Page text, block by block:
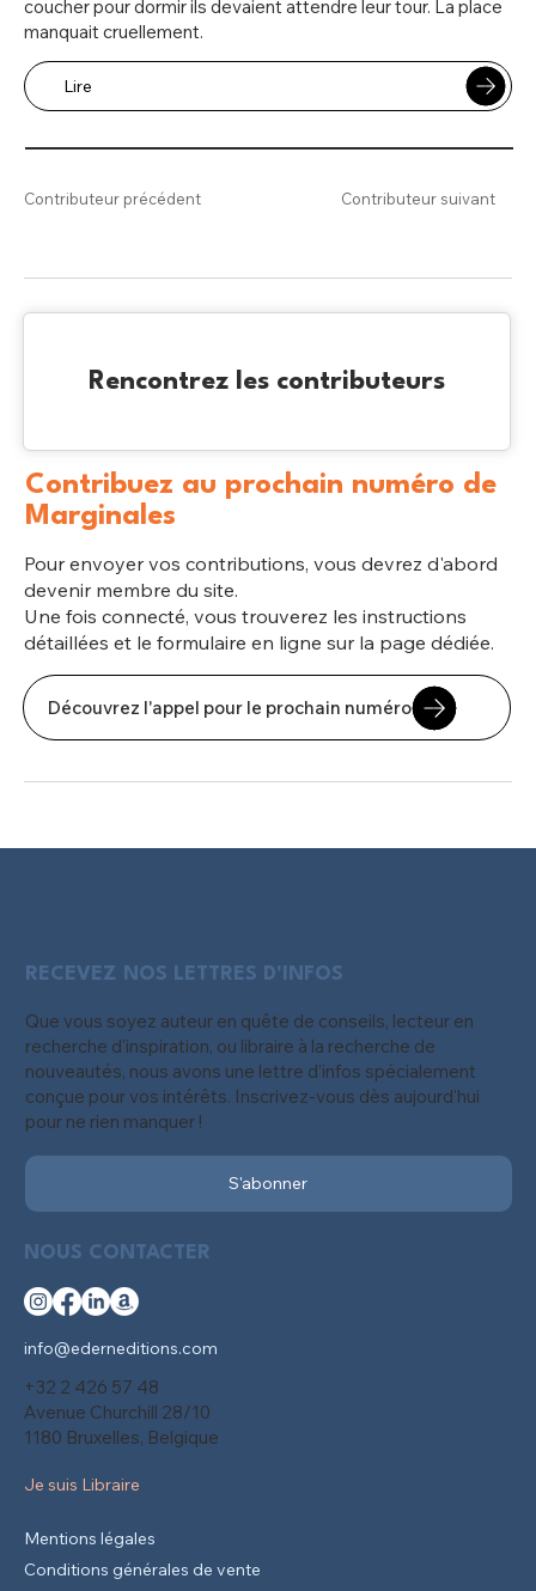
coucher pour dormir ils devaient attendre leur tour. La place
manquait cruellement.
Lire
Contributeur précédent Contributeur suivant
Rencontrez les contributeurs
Contribuez au prochain numéro de
Marginales
Pour envoyer vos contributions, vous devrez d'abord
devenir membre du site.
Une fois connecté, vous trouverez les instructions
détaillées et le formulaire en ligne sur la page dédiée.
Découvrez l'appel pour le prochain numéro
NOUS CONTACTER
info@ederneditions.com
+32 2 426 57 48
Avenue Churchill 28/10
1180 Bruxelles, Belgique
Je suis Libraire
RECEVEZ NOS LETTRES D'INFOS
Que vous soyez auteur en quête de conseils, lecteur en
recherche d'inspiration, ou libraire à la recherche de
nouveautés, nous avons une lettre d'infos spécialement
conçue pour vos intérêts. Inscrivez-vous dès aujourd'hui
pour ne rien manquer !
S'abonner
Mentions légales
Conditions générales de vente